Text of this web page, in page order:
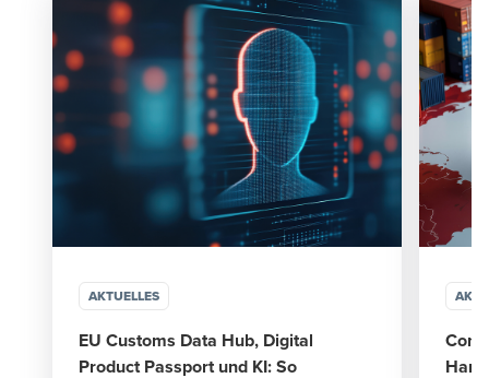
AKTUELLES
EU Customs Data Hub, Digital
Product Passport und KI: So